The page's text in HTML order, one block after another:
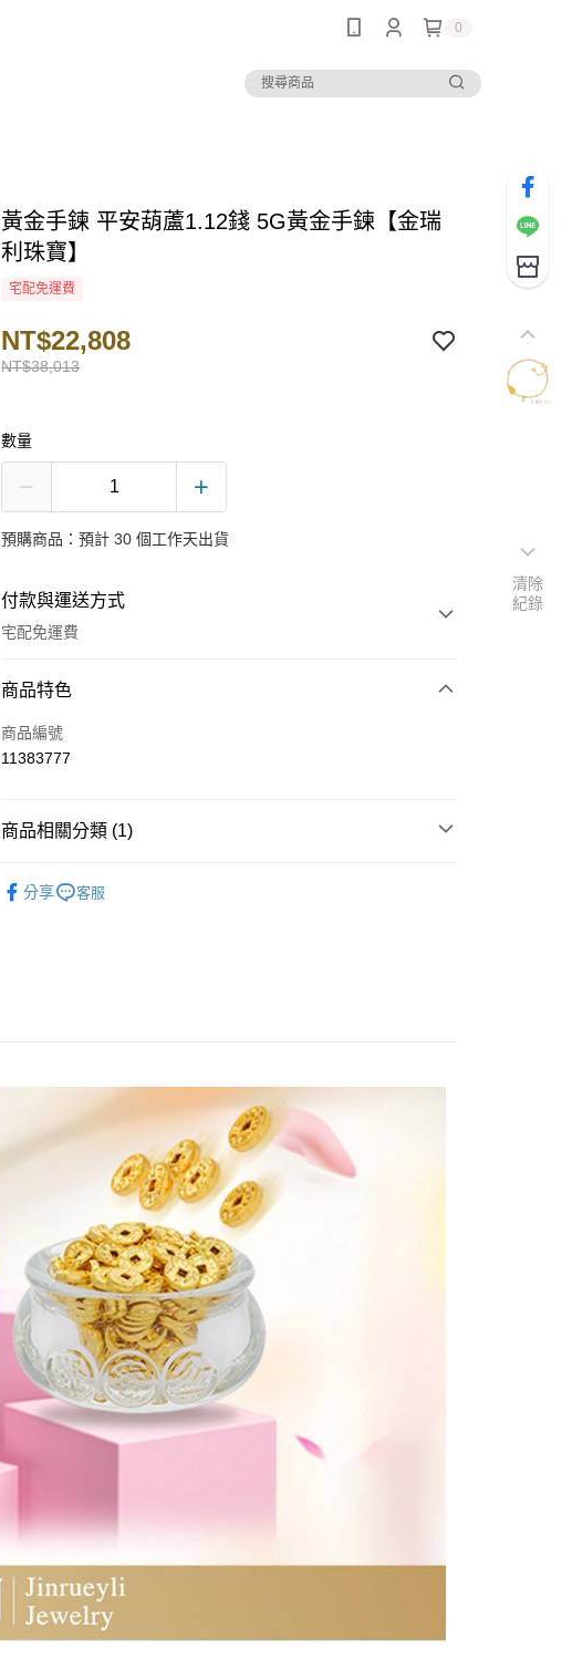
0
黃金手鍊 平安葫蘆1.12錢 5G黃金手鍊【金瑞
利珠寶】
宅配免運費
NT$38,013
NT$22,808
數量
預購商品：預計 30 個工作天出貨
付款與運送方式
宅配免運費
付款方式
信用卡一次付款
ATM付款
商品特色
商品編號
11383777
商品相關分類 (1)
分享
客服
清除
紀錄